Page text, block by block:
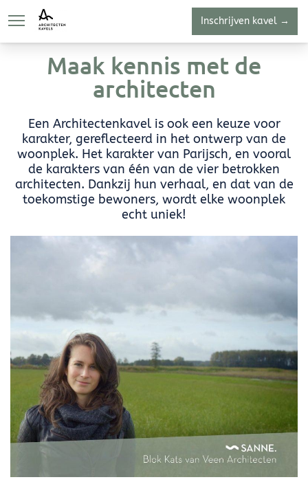
Inschrijven kavel →
Maak kennis met de
architecten
Een Architectenkavel is ook een keuze voor
karakter, gereflecteerd in het ontwerp van de
woonplek. Het karakter van Parijsch, en vooral
de karakters van één van de vier betrokken
architecten. Dankzij hun verhaal, en dat van de
toekomstige bewoners, wordt elke woonplek
echt uniek!
Kavelaanbod